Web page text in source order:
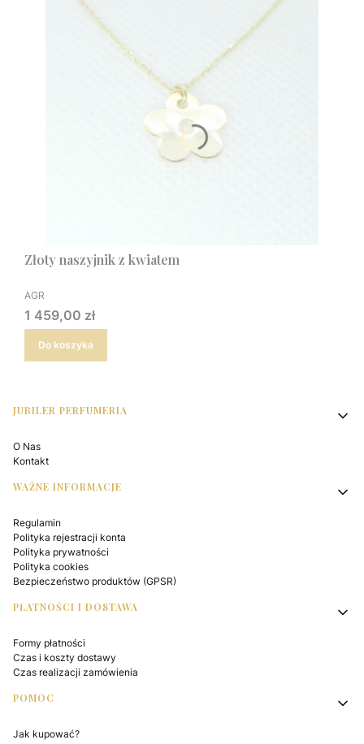
Złoty naszyjnik z kwiatem
PRODUCENT
AGR
Cena
1 459,00 zł
Do koszyka
Linki w stopce
JUBILER PERFUMERIA
O Nas
Kontakt
WAŻNE INFORMACJE
Regulamin
Polityka rejestracji konta
Polityka prywatności
Polityka cookies
Bezpieczeństwo produktów (GPSR)
PŁATNOŚCI I DOSTAWA
Formy płatności
Czas i koszty dostawy
Czas realizacji zamówienia
POMOC
Jak kupować?